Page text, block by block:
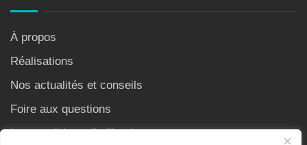
À propos
Réalisations
Nos actualités et conseils
Foire aux questions
Les conditions d’utilisation